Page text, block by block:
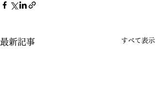
最新記事 すべて表示